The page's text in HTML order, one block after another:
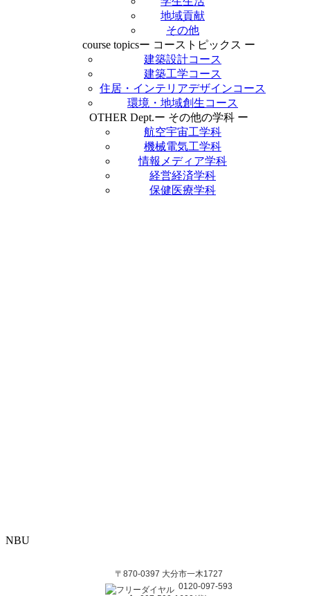
地域貢献
その他
course topicsー コーストピックス ー
建築設計コース
建築工学コース
住居・インテリアデザインコース
環境・地域創生コース
OTHER Dept.ー その他の学科 ー
航空宇宙工学科
機械電気工学科
情報メディア学科
経営経済学科
保健医療学科
NBU
〒870-0397 大分市一木1727
0120-097-593